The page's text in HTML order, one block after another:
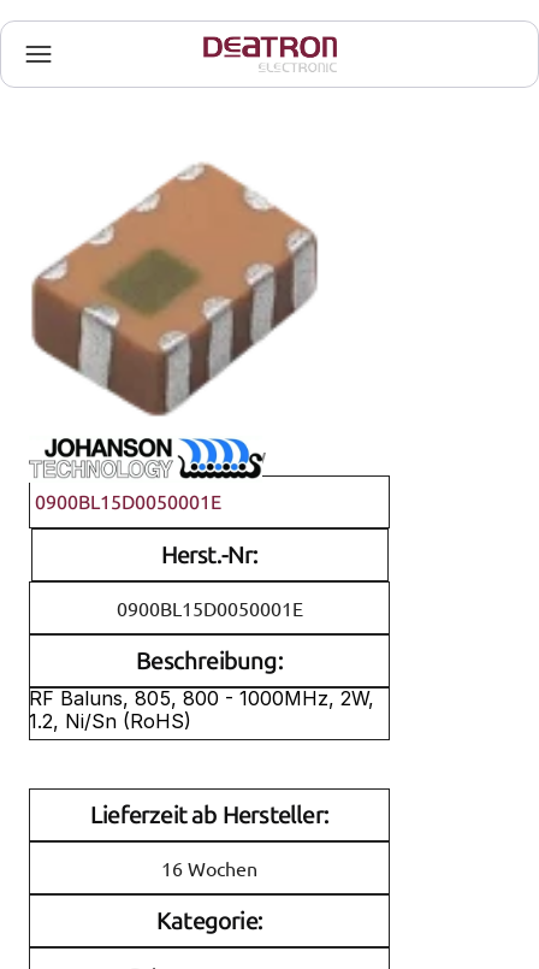
Johanson Technology
0900BL15D0050001E
Herst.-Nr:
0900BL15D0050001E
Beschreibung:
RF Baluns, 805, 800 - 1000MHz, 2W,
1.2, Ni/Sn (RoHS)
Lieferzeit ab Hersteller:
16 Wochen
Kategorie: